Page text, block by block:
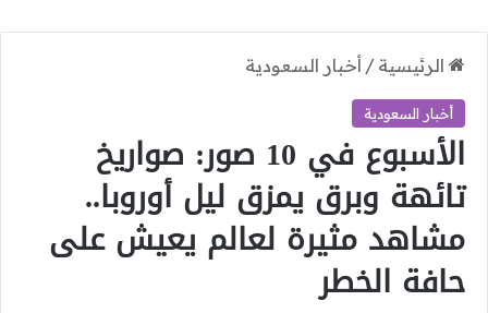
الرئيسية / أخبار السعودية
أخبار السعودية
الأسبوع في 10 صور: صواريخ
تائهة وبرق يمزق ليل أوروبا..
مشاهد مثيرة لعالم يعيش على
حافة الخطر